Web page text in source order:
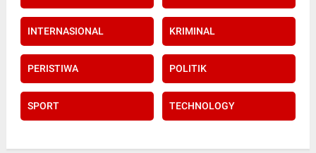
INTERNASIONAL KRIMINAL
PERISTIWA POLITIK
SPORT TECHNOLOGY